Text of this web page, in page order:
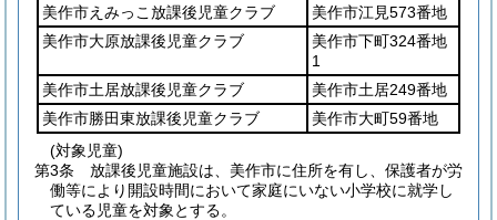
美作市えみっこ放課後児童クラブ
美作市江見573番地
美作市大原放課後児童クラブ
美作市下町324番地
1
美作市土居放課後児童クラブ
美作市土居249番地
美作市勝田東放課後児童クラブ
美作市大町59番地
(対象児童)
第3条
放課後児童施設は、美作市に住所を有し、保護者が労
働等により開設時間において家庭にいない小学校に就学し
ている児童を対象とする。